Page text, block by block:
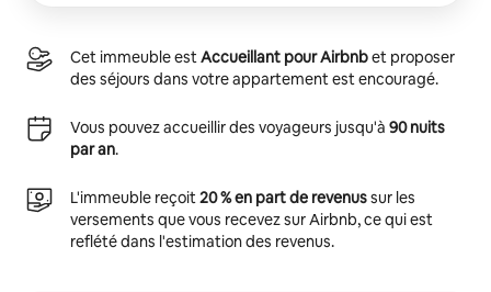
Cet immeuble est Accueillant pour Airbnbet proposer
des séjours dans votre appartement est encouragé.
Vous pouvez accueillir des voyageurs jusqu'à 90 nuits
par an.
L'immeuble reçoit 20 % en part de revenussur les
versements que vous recevez sur Airbnb, ce qui est
reflété dans l'estimation des revenus.